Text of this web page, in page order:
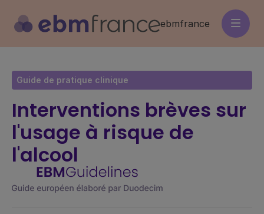
contenu
principal
ebmfrance
Guide de pratique clinique
Interventions brèves sur
l'usage à risque de
l'alcool